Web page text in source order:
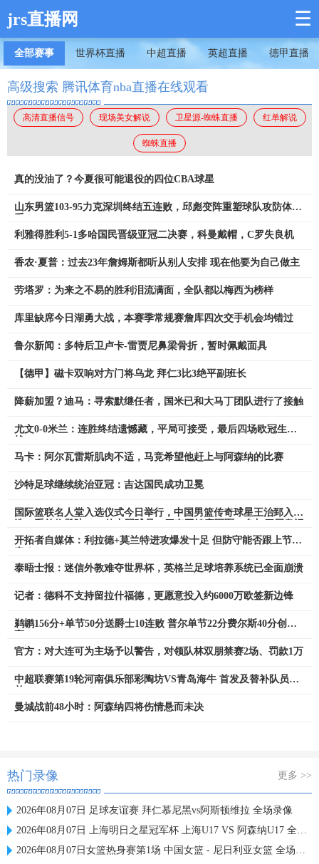
jrs直播网 ☰
全部赛事 世界杯直播 中超直播 英超直播 德甲直播
高级搜索 腾讯体育nba直播在线观看
高清直播信号 现场美女解说 卫星源-蜘蛛直播 红单解说
蜘蛛直播
真的没油了？今夏很可能退役的四位CBA球星
山东男篮103-95力克深圳终结五连败，邱彪变阵重塑球队攻防体
利雅得胜利5-1多哈国民晋级亚冠二决赛，科曼戴帽，C罗失良机
香农·夏普：过去23年詹姆斯都听从别人安排 现在他要为自己做主
劳塔罗：为来之不易的胜利泪流满面，全队都以梅西为榜样
库里缺席今日湖勇大战，本赛季常规赛詹库四次交手机会均错过
鲁尔新闻：多特后卫卢卡-雷贾尼鼻梁骨折，暂时佩戴面具
【德甲】磁卡双响对方门将乌龙 拜仁3比3绝平副班长
降薪加盟？迪马：寻索默继任者，国米已和大马丁团队进行了接触
尤文0-0米兰：连胜终结遗憾藏，平局可接受，最后四场欧冠生死
马卡：阿尔瓦雷斯肌肉不适，马竞希望他赶上与阿森纳的比赛
沙特足球继续统治亚冠：吉达国民成功卫冕
国际篮联名人堂入选仪式今日举行，中国男篮传奇球星王治郅入
开拓者自媒体：利拉德+莫兰特进攻爆发十足 但防守能否跟上节
泰晤士报：迷信外教难夺世界杯，英格兰足球培养系统已全面崩溃
记者：德科不支持留拉什福德，更愿意投入约6000万欧签新边锋
鹈鹕156分+单节50分送爵士10连败 普尔单节22分费尔斯40分创新
官方：对大连可为主场予以警告，对领队林双朋禁赛2场、罚款1万
中超联赛第19轮河南俱乐部彩陶坊VS青岛海牛 首发及替补队员名
曼城战前48小时：阿森纳四将伤情悬而未决
热门录像 更多 >>
2026年08月07日 足球友谊赛 拜仁慕尼黑vs阿斯顿维拉 全场录像
2026年08月07日 上海明日之星冠军杯 上海U17 VS 阿森纳U17 全场录像
2026年08月07日女篮热身赛第1场 中国女篮 - 尼日利亚女篮 全场录像